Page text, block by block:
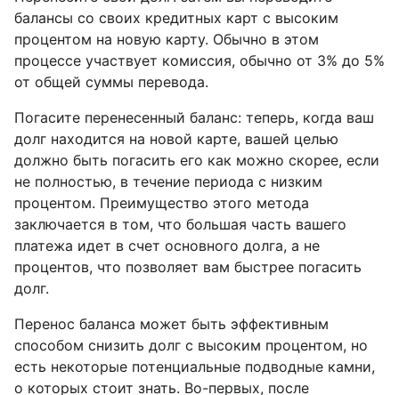
балансы со своих кредитных карт с высоким
процентом на новую карту. Обычно в этом
процессе участвует комиссия, обычно от 3% до 5%
от общей суммы перевода.
Погасите перенесенный баланс: теперь, когда ваш
долг находится на новой карте, вашей целью
должно быть погасить его как можно скорее, если
не полностью, в течение периода с низким
процентом. Преимущество этого метода
заключается в том, что большая часть вашего
платежа идет в счет основного долга, а не
процентов, что позволяет вам быстрее погасить
долг.
Перенос баланса может быть эффективным
способом снизить долг с высоким процентом, но
есть некоторые потенциальные подводные камни,
о которых стоит знать. Во-первых, после